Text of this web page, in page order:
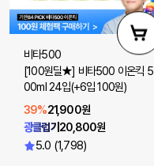
비타500
[100원딜★] 비타500 이온킥 5
00ml 24입(+6입 100원)
39%21,900원
광클럽가20,800원
5.0 (1,798)